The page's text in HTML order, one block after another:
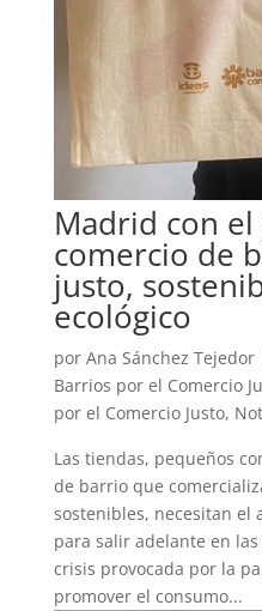
Madrid con
comercio de
justo,
ecológico
por Ana Sánchez Tejedor
Barrios por el Comercio
por el Comercio Justo,
Las tiendas, pequeños
de barrio que
sostenibles, necesitan el
para salir adelante en
crisis provocada por la
promover el consumo...